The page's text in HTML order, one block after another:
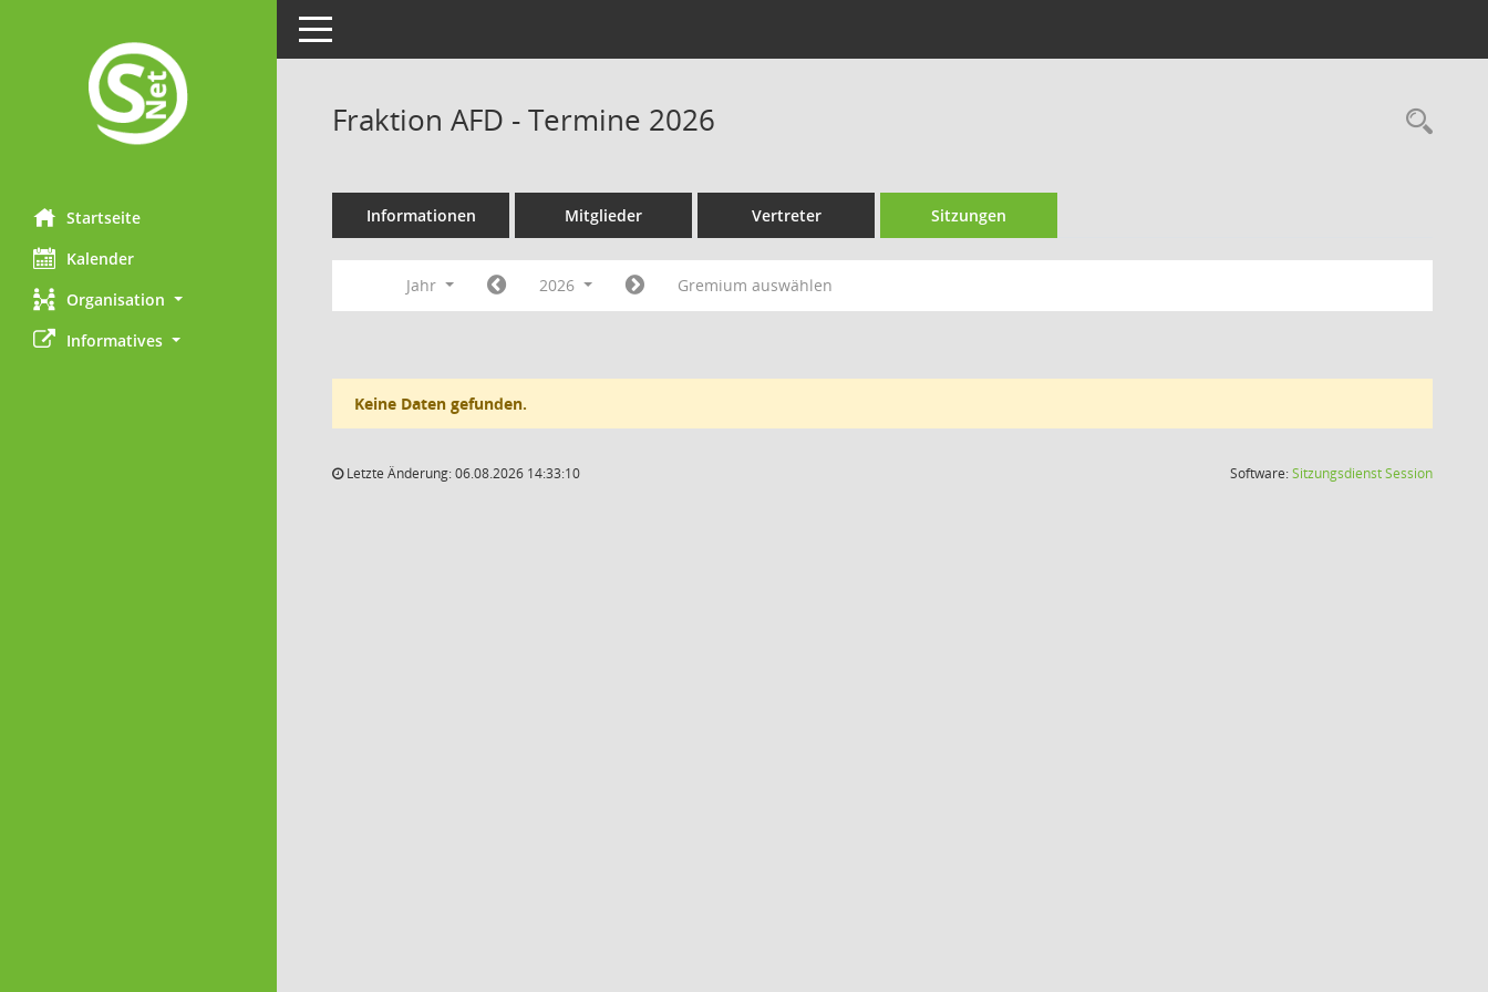
Startseite
Kalender
Organisation
Informatives
Toggle navigation
Fraktion AFD - Termine 2026
Informationen Mitglieder Vertreter Sitzungen
Jahr 2026 Gremium auswählen
Keine Daten gefunden.
Letzte Änderung: 06.08.2026 14:33:10 Software:SitzungsdienstSession(Wird in